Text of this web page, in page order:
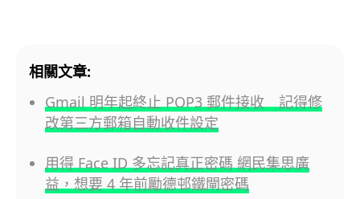
相關文章:
Gmail 明年起終止 POP3 郵件接收 記得修
改第三方郵箱自動收件設定
用得 Face ID 多忘記真正密碼 網民集思廣
益，想要 4 年前勵德邨鐵閘密碼